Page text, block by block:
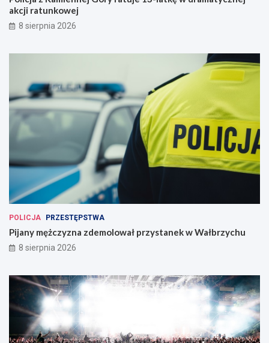
akcji ratunkowej
8 sierpnia 2026
POLICJA PRZESTĘPSTWA
Pijany mężczyzna zdemolował przystanek w Wałbrzychu
8 sierpnia 2026